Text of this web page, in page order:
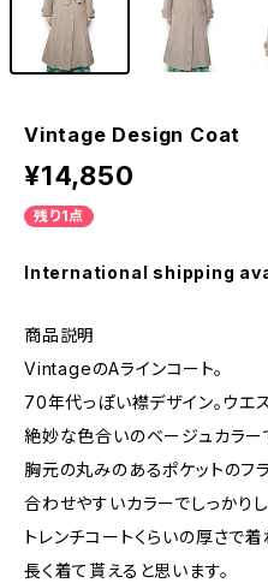
Vintage Design Coat
¥14,850
残り1点
International shipping
商品説明
VintageのAラインコート。
70年代っぽい襟デザイン。ウエ
絶妙な色合いのベージュカラー
胸元の丸みのあるポケットのフ
合わせやすいカラーでしっかりし
トレンチコートくらいの厚さで
長く着て貰えると思います。